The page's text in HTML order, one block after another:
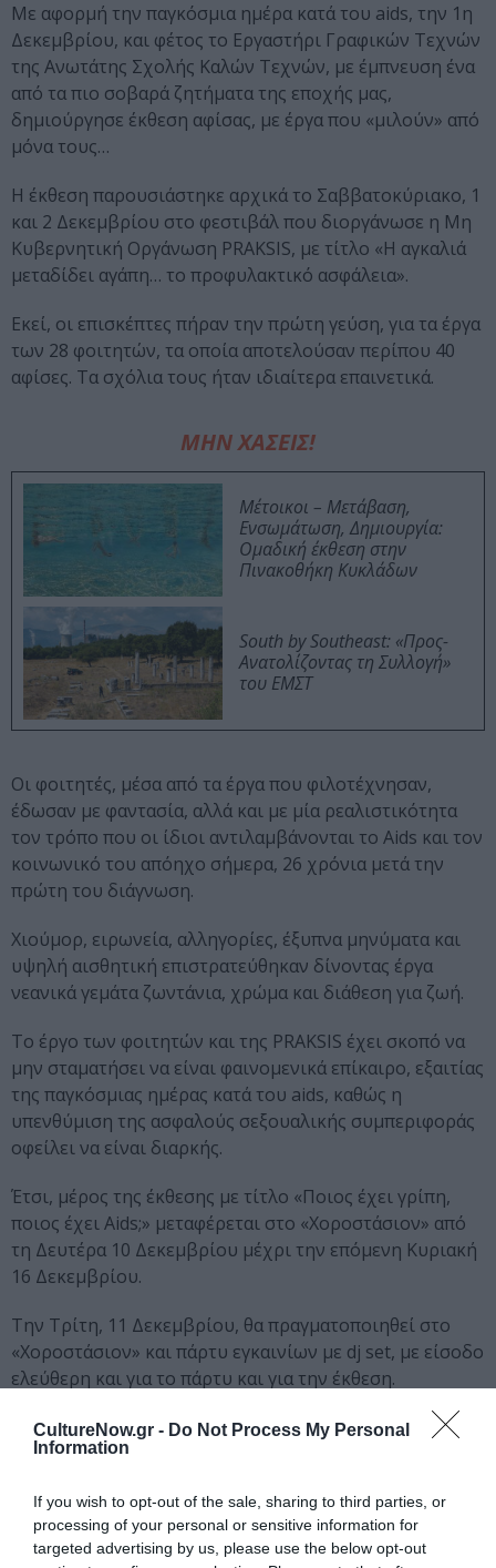
CultureNow.gr - Do Not Process My Personal
Information
If you wish to opt-out of the sale, sharing to third parties, or
processing of your personal or sensitive information for
targeted advertising by us, please use the below opt-out
Με αφορμή την παγκόσμια ημέρα κατά του aids, την 1η
Δεκεμβρίου, και φέτος το Εργαστήρι Γραφικών Τεχνών
της Ανωτάτης Σχολής Καλών Τεχνών, με έμπνευση ένα
από τα πιο σοβαρά ζητήματα της εποχής μας,
δημιούργησε έκθεση αφίσας, με έργα που «μιλούν» από
μόνα τους…
Η έκθεση παρουσιάστηκε αρχικά το Σαββατοκύριακο, 1
και 2 Δεκεμβρίου στο φεστιβάλ που διοργάνωσε η Μη
Κυβερνητική Οργάνωση PRAKSIS, με τίτλο «Η αγκαλιά
μεταδίδει αγάπη… το προφυλακτικό ασφάλεια».
Εκεί, οι επισκέπτες πήραν την πρώτη γεύση, για τα έργα
των 28 φοιτητών, τα οποία αποτελούσαν περίπου 40
αφίσες. Τα σχόλια τους ήταν ιδιαίτερα επαινετικά.
ΜΗΝ ΧΑΣΕΙΣ!
Μέτοικοι – Μετάβαση,
Ενσωμάτωση, Δημιουργία:
Ομαδική έκθεση στην
Πινακοθήκη Κυκλάδων
South by Southeast: «Προς-
Ανατολίζοντας τη Συλλογή»
του ΕΜΣΤ
Οι φοιτητές, μέσα από τα έργα που φιλοτέχνησαν,
έδωσαν με φαντασία, αλλά και με μία ρεαλιστικότητα
τον τρόπο που οι ίδιοι αντιλαμβάνονται το Aids και τον
κοινωνικό του απόηχο σήμερα, 26 χρόνια μετά την
πρώτη του διάγνωση.
Χιούμορ, ειρωνεία, αλληγορίες, έξυπνα μηνύματα και
υψηλή αισθητική επιστρατεύθηκαν δίνοντας έργα
νεανικά γεμάτα ζωντάνια, χρώμα και διάθεση για ζωή.
Το έργο των φοιτητών και της PRAKSIS έχει σκοπό να
μην σταματήσει να είναι φαινομενικά επίκαιρο, εξαιτίας
της παγκόσμιας ημέρας κατά του aids, καθώς η
υπενθύμιση της ασφαλούς σεξουαλικής συμπεριφοράς
οφείλει να είναι διαρκής.
Έτσι, μέρος της έκθεσης με τίτλο «Ποιος έχει γρίπη,
ποιος έχει Aids;» μεταφέρεται στο «Χοροστάσιον» από
τη Δευτέρα 10 Δεκεμβρίου μέχρι την επόμενη Κυριακή
16 Δεκεμβρίου.
Την Τρίτη, 11 Δεκεμβρίου, θα πραγματοποιηθεί στο
«Χοροστάσιον» και πάρτυ εγκαινίων με dj set, με είσοδο
ελεύθερη και για το πάρτυ και για την έκθεση.
Για περισσότερες πληροφορίες επικοινωνήστε με την
PRAKSIS στο 210 520 5200 και με το «Χοροστάσιον» στο
Info
«Χοροστάσιον», Σκουλενίου 2, Πλατεία Κλαυθμώνος